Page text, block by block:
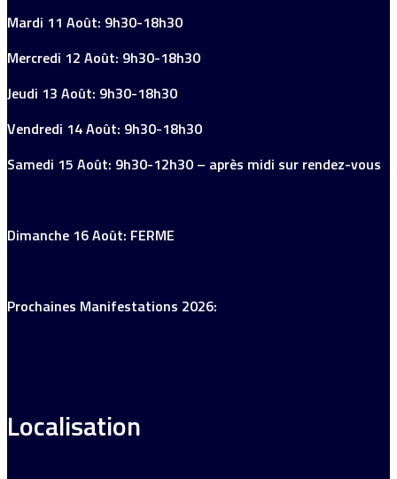
Mardi 11 Août: 9h30-18h30
Mercredi 12 Août: 9h30-18h30
Jeudi 13 Août: 9h30-18h30
Vendredi 14 Août: 9h30-18h30
Samedi 15 Août: 9h30-12h30 – après midi sur rendez-vous
Dimanche 16 Août: FERME
Prochaines Manifestations 2026:
Localisation